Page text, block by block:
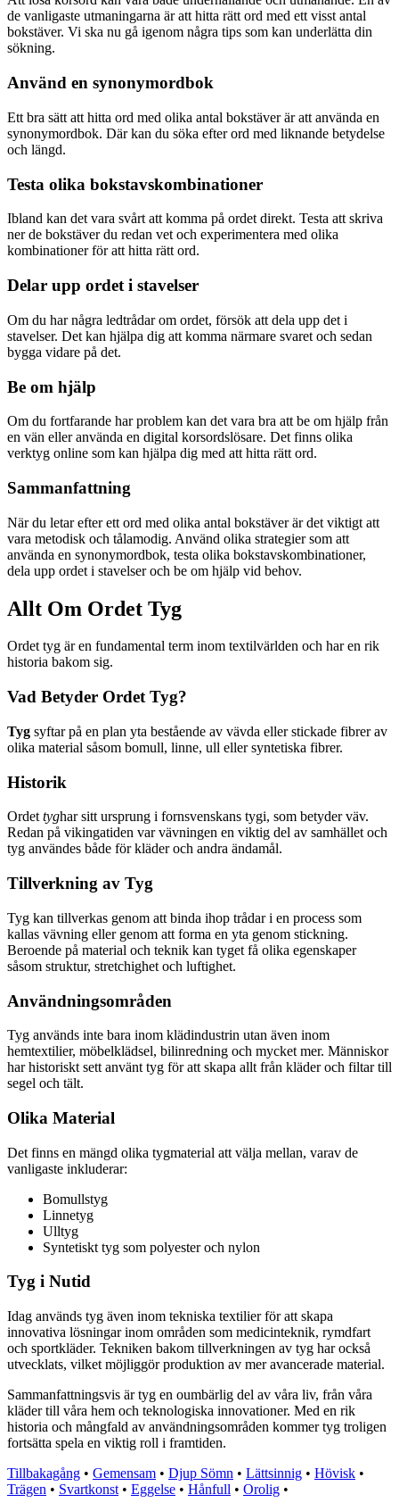
de vanligaste utmaningarna är att hitta rätt ord med ett visst antal
bokstäver. Vi ska nu gå igenom några tips som kan underlätta din
sökning.
Använd en synonymordbok
Ett bra sätt att hitta ord med olika antal bokstäver är att använda en
synonymordbok. Där kan du söka efter ord med liknande betydelse
och längd.
Testa olika bokstavskombinationer
Ibland kan det vara svårt att komma på ordet direkt. Testa att skriva
ner de bokstäver du redan vet och experimentera med olika
kombinationer för att hitta rätt ord.
Delar upp ordet i stavelser
Om du har några ledtrådar om ordet, försök att dela upp det i
stavelser. Det kan hjälpa dig att komma närmare svaret och sedan
bygga vidare på det.
Be om hjälp
Om du fortfarande har problem kan det vara bra att be om hjälp från
en vän eller använda en digital korsordslösare. Det finns olika
verktyg online som kan hjälpa dig med att hitta rätt ord.
Sammanfattning
När du letar efter ett ord med olika antal bokstäver är det viktigt att
vara metodisk och tålamodig. Använd olika strategier som att
använda en synonymordbok, testa olika bokstavskombinationer,
dela upp ordet i stavelser och be om hjälp vid behov.
Allt Om Ordet Tyg
Ordet tyg är en fundamental term inom textilvärlden och har en rik
historia bakom sig.
Vad Betyder Ordet Tyg?
Tyg syftar på en plan yta bestående av vävda eller stickade fibrer av
olika material såsom bomull, linne, ull eller syntetiska fibrer.
Historik
Ordet tyghar sitt ursprung i fornsvenskans tygi, som betyder väv.
Redan på vikingatiden var vävningen en viktig del av samhället och
tyg användes både för kläder och andra ändamål.
Tillverkning av Tyg
Tyg kan tillverkas genom att binda ihop trådar i en process som
kallas vävning eller genom att forma en yta genom stickning.
Beroende på material och teknik kan tyget få olika egenskaper
såsom struktur, stretchighet och luftighet.
Användningsområden
Tyg används inte bara inom klädindustrin utan även inom
hemtextilier, möbelklädsel, bilinredning och mycket mer. Människor
har historiskt sett använt tyg för att skapa allt från kläder och filtar till
segel och tält.
Olika Material
Det finns en mängd olika tygmaterial att välja mellan, varav de
vanligaste inkluderar:
Bomullstyg
Linnetyg
Ulltyg
Syntetiskt tyg som polyester och nylon
Tyg i Nutid
Idag används tyg även inom tekniska textilier för att skapa
innovativa lösningar inom områden som medicinteknik, rymdfart
och sportkläder. Tekniken bakom tillverkningen av tyg har också
utvecklats, vilket möjliggör produktion av mer avancerade material.
Sammanfattningsvis är tyg en oumbärlig del av våra liv, från våra
kläder till våra hem och teknologiska innovationer. Med en rik
historia och mångfald av användningsområden kommer tyg troligen
fortsätta spela en viktig roll i framtiden.
Tillbakagång • Gemensam • Djup Sömn • Lättsinnig • Hövisk •
Trägen • Svartkonst • Eggelse • Hånfull • Orolig •